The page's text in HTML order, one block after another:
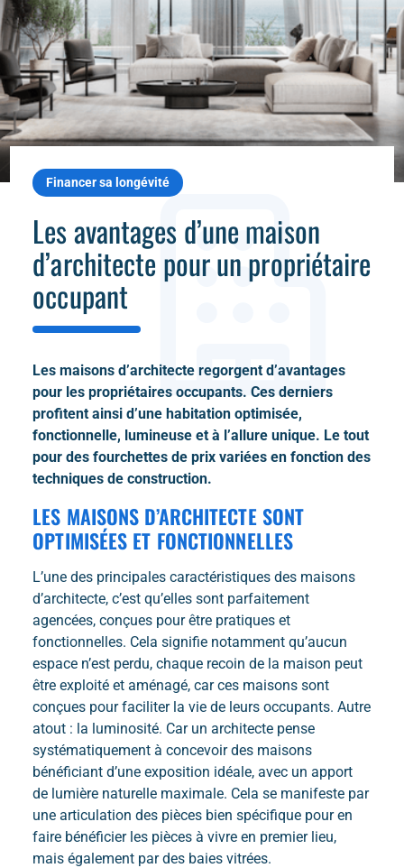
Financer sa longévité
Les avantages d’une maison
d’architecte pour un propriétaire
occupant
Les maisons d’architecte regorgent d’avantages
pour les propriétaires occupants. Ces derniers
profitent ainsi d’une habitation optimisée,
fonctionnelle, lumineuse et à l’allure unique. Le tout
pour des fourchettes de prix variées en fonction des
techniques de construction.
LES MAISONS D’ARCHITECTE SONT
OPTIMISÉES ET FONCTIONNELLES
L’une des principales caractéristiques des maisons
d’architecte, c’est qu’elles sont parfaitement
agencées, conçues pour être pratiques et
fonctionnelles. Cela signifie notamment qu’aucun
espace n’est perdu, chaque recoin de la maison peut
être exploité et aménagé, car ces maisons sont
conçues pour faciliter la vie de leurs occupants. Autre
atout : la luminosité. Car un architecte pense
systématiquement à concevoir des maisons
bénéficiant d’une exposition idéale, avec un apport
de lumière naturelle maximale. Cela se manifeste par
une articulation des pièces bien spécifique pour en
faire bénéficier les pièces à vivre en premier lieu,
mais également par des baies vitrées.